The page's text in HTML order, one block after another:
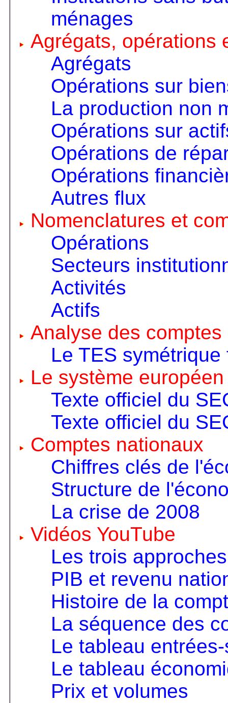
ménages
Agrégats, opérations
Agrégats
Opérations sur
La production non
Opérations sur
Opérations de
Opérations
Autres flux
Nomenclatures et
Opérations
Secteurs
Activités
Actifs
Analyse des
Le TES symétrique
Le système
Texte officiel du
Texte officiel du
Comptes nationaux
Chiffres clés de
Structure de
La crise de 2008
Vidéos YouTube
Les trois
PIB et revenu
Histoire de la
La séquence des
Le tableau
Le tableau
Prix et volumes